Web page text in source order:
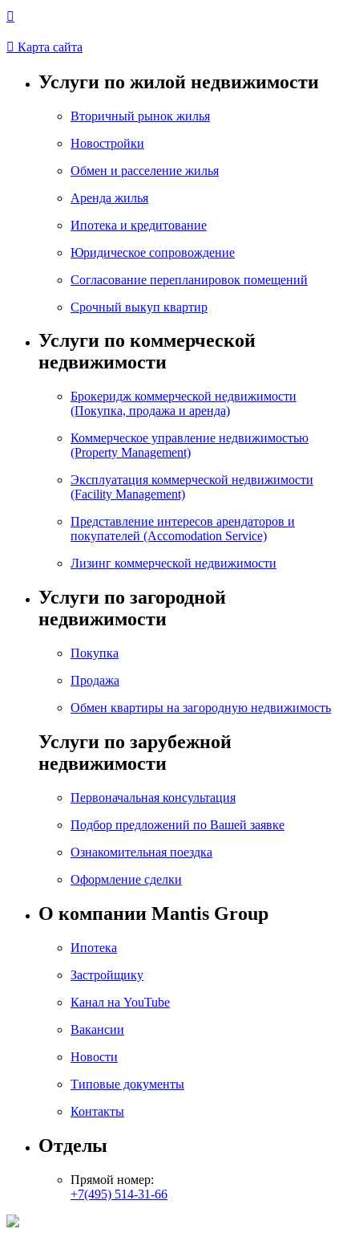

 Карта сайта
Услуги по жилой недвижимости
Вторичный рынок жилья
Новостройки
Обмен и расселение жилья
Аренда жилья
Ипотека и кредитование
Юридическое сопровождение
Согласование перепланировок помещений
Срочный выкуп квартир
Услуги по коммерческой
недвижимости
Брокеридж коммерческой недвижимости
(Покупка, продажа и аренда)
Коммерческое управление недвижимостью
(Property Management)
Эксплуатация коммерческой недвижимости
(Facility Management)
Представление интересов арендаторов и
покупателей (Accomodation Service)
Лизинг коммерческой недвижимости
Услуги по загородной
недвижимости
Покупка
Продажа
Обмен квартиры на загородную недвижимость
Услуги по зарубежной
недвижимости
Первоначальная консультация
Подбор предложений по Вашей заявке
Ознакомительная поездка
Оформление сделки
О компании Mantis Group
Ипотека
Застройщику
Канал на YouTube
Вакансии
Новости
Типовые документы
Контакты
Отделы
Прямой номер:
+7(495) 514-31-66